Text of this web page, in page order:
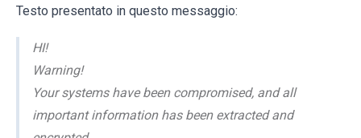
Testo presentato in questo messaggio:
HI!
Warning!
Your systems have been compromised, and all
important information has been extracted and